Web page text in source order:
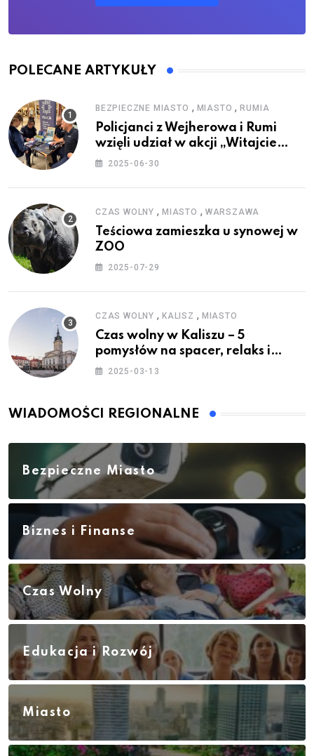
POLECANE ARTYKUŁY
BEZPIECZNE MIASTO , MIASTO ,RUMIA
Policjanci z Wejherowa i Rumi
wzięli udział w akcji „Witajcie
Wakacje”
2025-06-30
CZAS WOLNY , MIASTO , WARSZAWA
Teściowa zamieszka u synowej w
ZOO
2025-07-29
CZAS WOLNY , KALISZ , MIASTO
Czas wolny w Kaliszu – 5
pomysłów na spacer, relaks i
rodzinne atrakcje
2025-03-13
WIADOMOŚCI REGIONALNE
Bezpieczne Miasto
Biznes i Finanse
Czas Wolny
Edukacja i Rozwój
Miasto